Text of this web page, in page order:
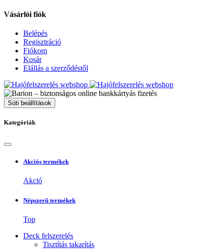
Vásárlói fiók
Belépés
Regisztráció
Fiókom
Kosár
Elállás a szerződéstől
Süti beállítások
Kategóriák
Akciós termékek
Akció
Népszerű termékek
Top
Deck felszerelés
Tisztítás takarítás